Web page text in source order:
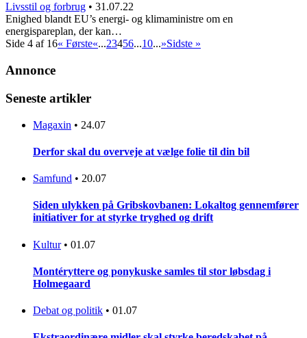
Livsstil og forbrug • 31.07.22
Enighed blandt EU’s energi- og klimaministre om en
energispareplan, der kan…
Side 4 af 16« Første«...23456...10...»Sidste »
Annonce
Seneste artikler
Magaxin • 24.07
Derfor skal du overveje at vælge folie til din bil
Samfund • 20.07
Siden ulykken på Gribskovbanen: Lokaltog gennemfører
initiativer for at styrke tryghed og drift
Kultur • 01.07
Montéryttere og ponykuske samles til stor løbsdag i
Holmegaard
Debat og politik • 01.07